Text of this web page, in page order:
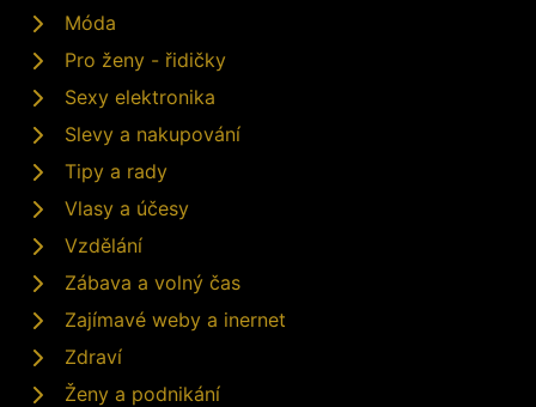
Móda
Pro ženy - řidičky
Sexy elektronika
Slevy a nakupování
Tipy a rady
Vlasy a účesy
Vzdělání
Zábava a volný čas
Zajímavé weby a inernet
Zdraví
Ženy a podnikání